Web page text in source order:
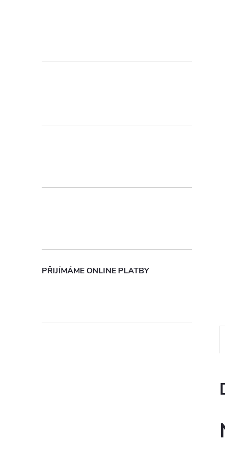
r
p
e
PŘIJÍMÁME ONLINE PLATBY